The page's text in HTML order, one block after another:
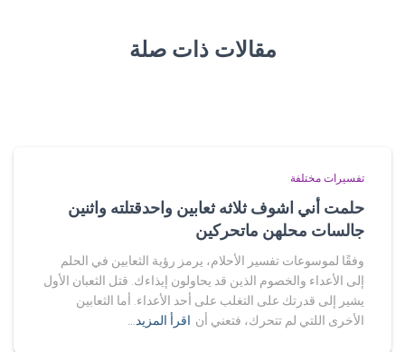
مقالات ذات صلة
تفسيرات مختلفة
حلمت أني اشوف ثلاثه ثعابين واحدقتلته واثنين
جالسات محلهن ماتحركين
وفقًا لموسوعات تفسير الأحلام، يرمز رؤية الثعابين في الحلم
إلى الأعداء والخصوم الذين قد يحاولون إيذاءك. قتل الثعبان الأول
يشير إلى قدرتك على التغلب على أحد الأعداء. أما الثعابين
الأخرى اللتي لم تتحرك، فتعني أن اقرأ المزيد…